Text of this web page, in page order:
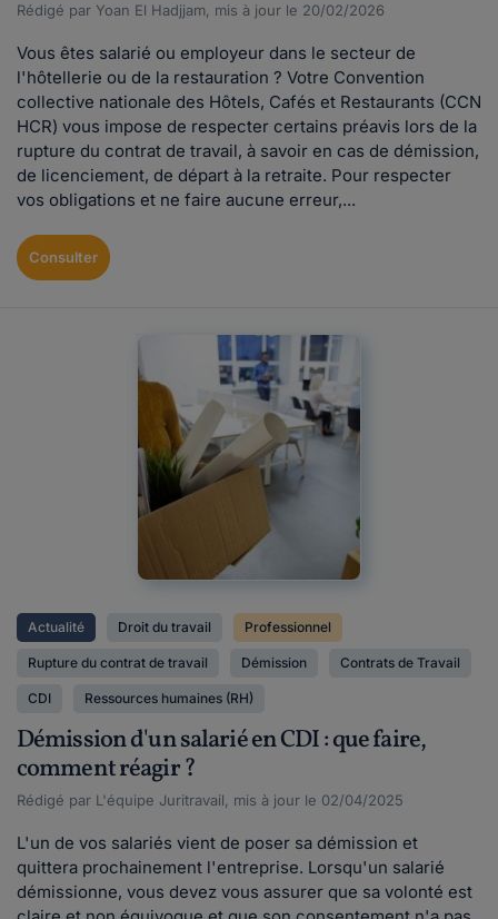
Rédigé par Yoan El Hadjjam, mis à jour le 20/02/2026
Vous êtes salarié ou employeur dans le secteur de
l'hôtellerie ou de la restauration ? Votre Convention
collective nationale des Hôtels, Cafés et Restaurants (CCN
HCR) vous impose de respecter certains préavis lors de la
rupture du contrat de travail, à savoir en cas de démission,
de licenciement, de départ à la retraite. Pour respecter
vos obligations et ne faire aucune erreur,...
Consulter
Actualité Droit du travail Professionnel
Rupture du contrat de travail Démission Contrats de Travail
CDI Ressources humaines (RH)
Démission d'un salarié en CDI : que faire,
comment réagir ?
Rédigé par L'équipe Juritravail, mis à jour le 02/04/2025
L'un de vos salariés vient de poser sa démission et
quittera prochainement l'entreprise. Lorsqu'un salarié
démissionne, vous devez vous assurer que sa volonté est